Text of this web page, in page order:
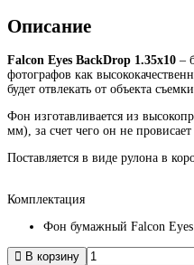
Описание
Falcon Eyes BackDrop 1.35x10 –
фотографов как
будет отвлекать от объекта
Фон изготавливается из
мм), за счет чего он не
Поставляется в виде рулона в
Комплектация
Фон бумажный Falcon
В корзину